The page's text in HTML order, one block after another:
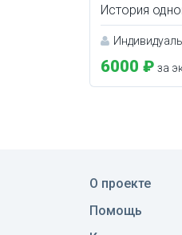
История
6000 ₽ за
О проекте
Помощь